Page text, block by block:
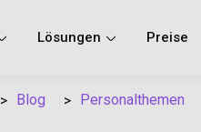
Lösungen Preise
Blog Personalthemen